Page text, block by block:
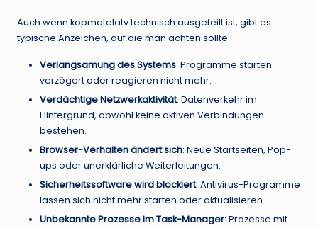
Auch wenn kopmatelatv technisch ausgefeilt ist, gibt es
typische Anzeichen, auf die man achten sollte:
Verlangsamung des Systems: Programme starten
verzögert oder reagieren nicht mehr.
Verdächtige Netzwerkaktivität: Datenverkehr im
Hintergrund, obwohl keine aktiven Verbindungen
bestehen.
Browser-Verhalten ändert sich: Neue Startseiten, Pop-
ups oder unerklärliche Weiterleitungen.
Sicherheitssoftware wird blockiert: Antivirus-Programme
lassen sich nicht mehr starten oder aktualisieren.
Unbekannte Prozesse im Task-Manager: Prozesse mit